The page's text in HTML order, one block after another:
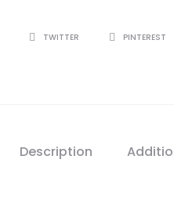
TWITTER PINTEREST
Description